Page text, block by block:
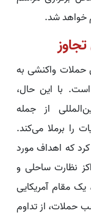
خواهد شد.
حملات واکنشی به
است. با این حال،
از جمله
را برملا می‌کند.
کرد که اهداف مورد
نظارت ساحلی و
مقام آمریکایی
حملات، از تداوم